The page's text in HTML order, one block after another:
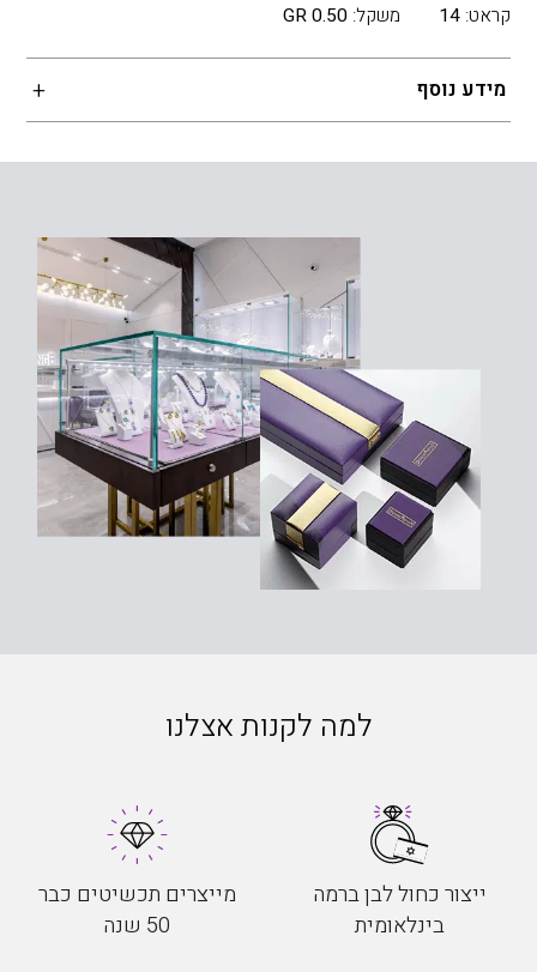
קראט: 14 משקל: 0.50 GR
מידע נוסף
למה לקנות אצלנו
ייצור כחול לבן ברמה
בינלאומית
מייצרים תכשיטים כבר
50 שנה